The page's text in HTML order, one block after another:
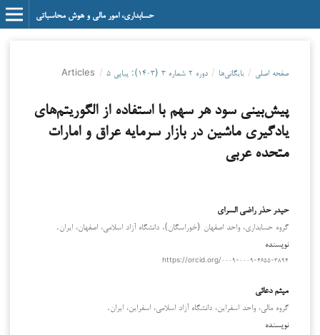
حسابداری، امور مالی و هوش محاسباتی
صفحه اصلی / بایگانی‌ها / دوره ۲ شماره ۳ (۱۴۰۳): پیاپی ۵ /
Articles
پیش‌بینی سود هر سهم با استفاده از الگوریتم‌های
یادگیری ماشین در بازار سرمایه عراق و امارات
متحده عربی
حیدر حذر راضی السرای
گروه حسابداری، واحد اصفهان (خوراسگان)، دانشگاه آزاد اسلامی، اصفهان، ایران.
نویسنده
https://orcid.org/۰۰۰۹-۰۰۰۹-۴۶۵۵-۳۸۹۴
میثم دعائی
گروه مالی، واحد اسفراین، دانشگاه آزاد اسلامی، اسفراین، ایران.
نویسنده